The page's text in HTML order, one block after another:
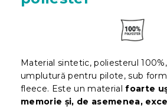
Material sintetic, poliesterul
umplutură pentru pilote, sub
fleece. Este un materialfoarte
memorie și, de asemenea,